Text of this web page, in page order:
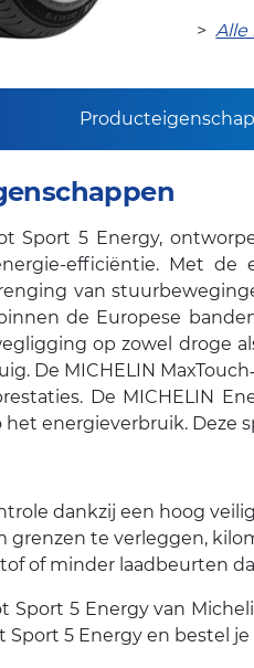
>Alle
Sport 5 Energy,
efficiëntie. Met de
van
de Europese
op zowel droge
De MICHELIN
De MICHELIN
energieverbruik. Deze
dankzij een hoog
grenzen te verleggen,
of minder laadbeurten
Sport 5 Energy van
Sport 5 Energy en bestel